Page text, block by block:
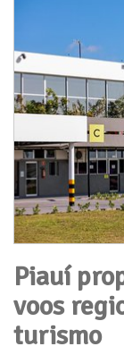
Piauí
voos
turismo